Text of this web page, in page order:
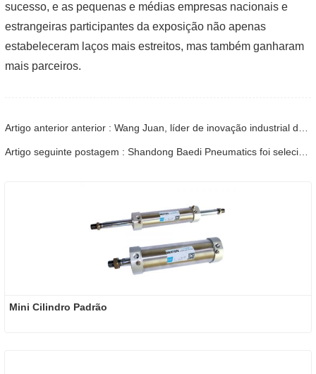
sucesso, e as pequenas e médias empresas nacionais e
estrangeiras participantes da exposição não apenas
estabeleceram laços mais estreitos, mas também ganharam
mais parceiros.
Mini Cilindro Padrão